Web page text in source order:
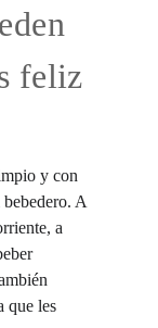
feliz
y con
A
a
que les